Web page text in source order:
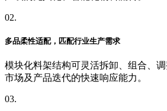
02.
多品柔性适配，匹配行业生产需求
模块化料架结构可灵活拆卸、组合、
市场及产品迭代的快速响应能力。
03.